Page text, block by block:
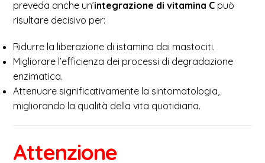
preveda anche un’integrazione di vitamina C può
risultare decisivo per:
Ridurre la liberazione di istamina dai mastociti.
Migliorare l’efficienza dei processi di degradazione
enzimatica.
Attenuare significativamente la sintomatologia,
migliorando la qualità della vita quotidiana.
Attenzione